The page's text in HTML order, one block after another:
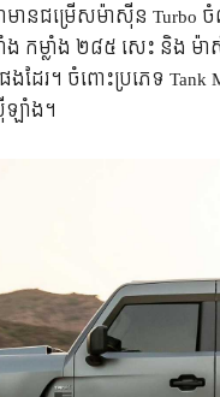
តា​មាន​ជម្រើស​ម៉ាស៊ីន​
កម្លាំង ២៨៥ សេះ និង​ ម៉
ដែរ។ ចំពោះ​ប្រភេទ​
ឡាំង។